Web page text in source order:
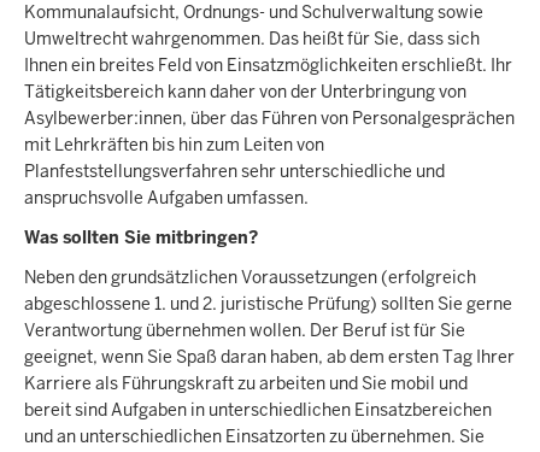
Kommunalaufsicht, Ordnungs- und Schulverwaltung sowie
Umweltrecht wahrgenommen. Das heißt für Sie, dass sich
Ihnen ein breites Feld von Einsatzmöglichkeiten erschließt. Ihr
Tätigkeitsbereich kann daher von der Unterbringung von
Asylbewerber:innen, über das Führen von Personalgesprächen
mit Lehrkräften bis hin zum Leiten von
Planfeststellungsverfahren sehr unterschiedliche und
anspruchsvolle Aufgaben umfassen.
Was sollten Sie mitbringen?
Neben den grundsätzlichen Voraussetzungen (erfolgreich
abgeschlossene 1. und 2. juristische Prüfung) sollten Sie gerne
Verantwortung übernehmen wollen. Der Beruf ist für Sie
geeignet, wenn Sie Spaß daran haben, ab dem ersten Tag Ihrer
Karriere als Führungskraft zu arbeiten und Sie mobil und
bereit sind Aufgaben in unterschiedlichen Einsatzbereichen
und an unterschiedlichen Einsatzorten zu übernehmen. Sie